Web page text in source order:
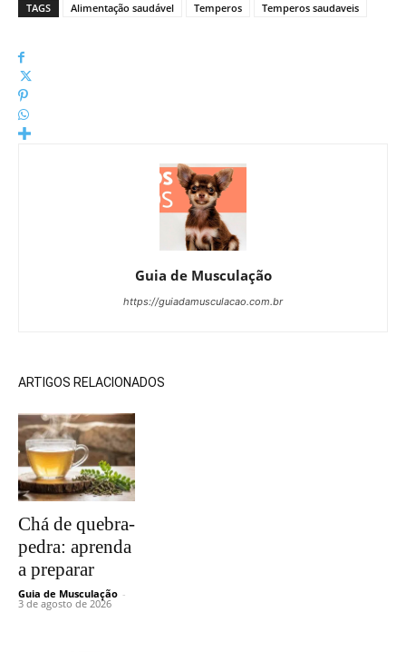
TAGS Alimentação saudável Temperos Temperos saudaveis
Guia de Musculação
https://guiadamusculacao.com.br
ARTIGOS RELACIONADOS
Chá de quebra-
pedra: aprenda
a preparar
Guia de Musculação -
3 de agosto de 2026